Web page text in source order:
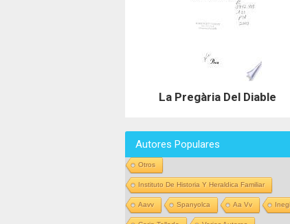
La Pregària Del Diable
Autores Populares
Otros
Instituto De Historia Y Heraldica Familiar
Aavv Spanyolca Aa Vv Inegi